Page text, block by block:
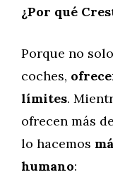
¿Por qué
Porque no
coches,
límites.
ofrecen más
lo hacemos
humano: